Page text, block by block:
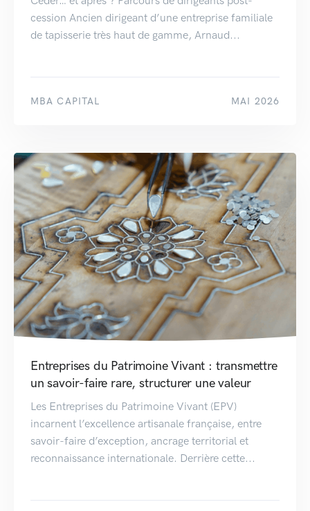
cession Ancien dirigeant d’une entreprise familiale
de tapisserie très haut de gamme, Arnaud...
MBA CAPITAL MAI 2026
Entreprises du Patrimoine Vivant : transmettre
un savoir-faire rare, structurer une valeur
Les Entreprises du Patrimoine Vivant (EPV)
incarnent l’excellence artisanale française, entre
savoir-faire d’exception, ancrage territorial et
reconnaissance internationale. Derrière cette...